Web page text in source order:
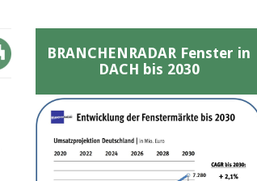
BRANCHENRADAR Fenster in
DACH bis 2030